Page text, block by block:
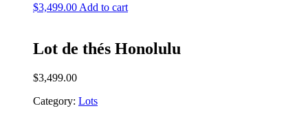
$3,499.00 Add to cart
Lot de thés Honolulu
$3,499.00
Category: Lots